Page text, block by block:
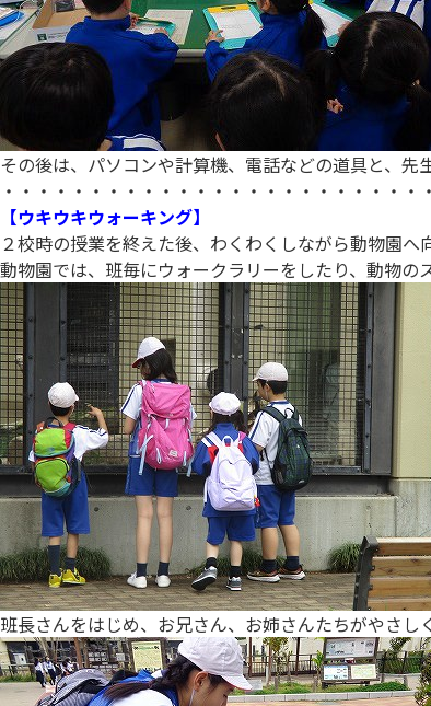
その後は、パソコンや計算機、電話などの道具と、先
・・・・・・・・・・・・・・・・・・・・・・・・・
【ウキウキウォーキング】
２校時の授業を終えた後、わくわくしながら動物園へ
動物園では、班毎にウォークラリーをしたり、動物の
班長さんをはじめ、お兄さん、お姉さんたちがやさし